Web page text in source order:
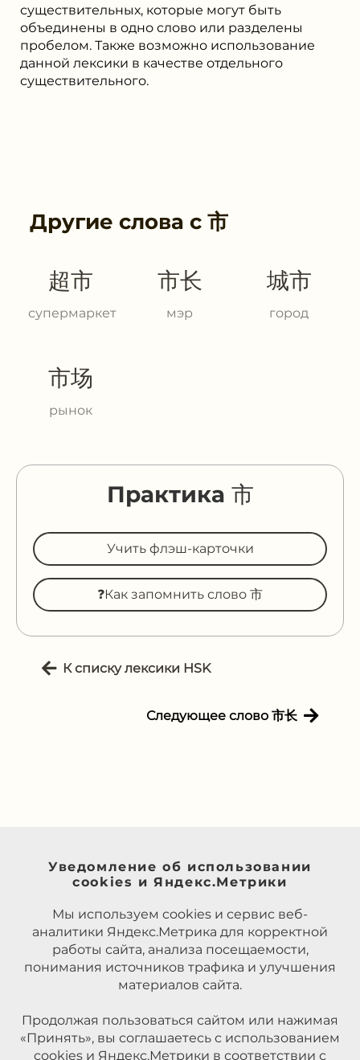
существительных, которые могут быть
объединены в одно слово или разделены
пробелом. Также возможно использование
данной лексики в качестве отдельного
существительного.
Другие слова с 市
超市
супермаркет
市长
мэр
城市
город
市场
рынок
Практика 市
Учить флэш-карточки
❓Как запомнить слово 市
К списку лексики HSK
Следующее слово 市长
Уведомление об использовании
cookies и Яндекс.Метрики
Мы используем cookies и сервис веб-
аналитики Яндекс.Метрика для корректной
работы сайта, анализа посещаемости,
понимания источников трафика и улучшения
материалов сайта.
Продолжая пользоваться сайтом или нажимая
«Принять», вы соглашаетесь с использованием
cookies и Яндекс.Метрики в соответствии с